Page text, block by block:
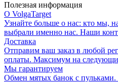
Полезная информация
О VolgaTarget
Узнайте больше о нас: кто мы,
выбрали именно нас. Наши
Доставка
Отправим ваш заказ в любой
оплаты. Максимум на
Мы гарантируем
Обмен мятых банок с пульками.